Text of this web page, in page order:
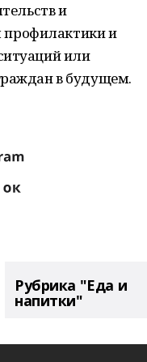
и
профилактики и
или
в будущем.
Рубрика "Еда и
напитки"